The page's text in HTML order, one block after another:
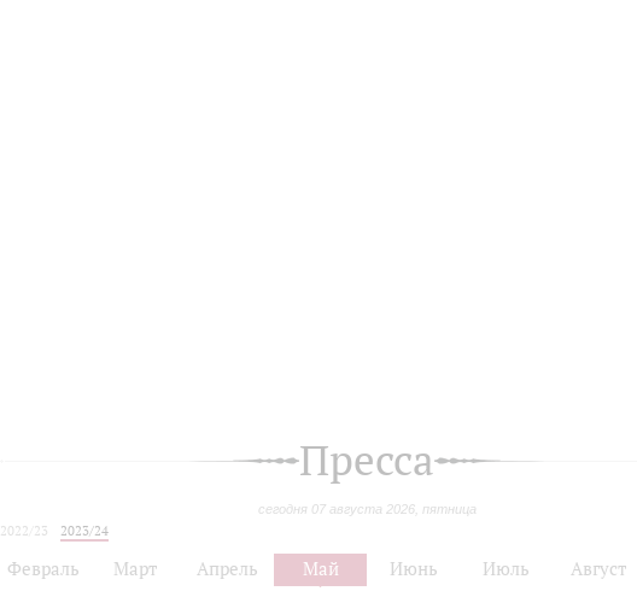
Пресса
сегодня 07 августа 2026, пятница
2022/23
2023/24
Февраль Март Апрель Май Июнь Июль Август